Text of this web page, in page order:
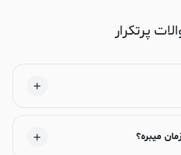
پرتکرار
میبره؟